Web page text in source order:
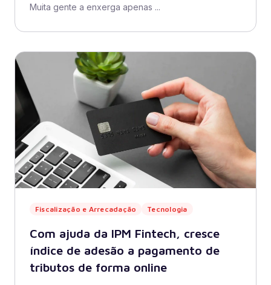
Muita gente a enxerga apenas ...
Fiscalização e Arrecadação Tecnologia
Com ajuda da IPM Fintech, cresce
índice de adesão a pagamento de
tributos de forma online